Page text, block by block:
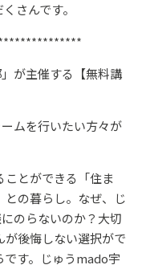
さんです。
が主催する【無料講
ムを行いたい方々が
とができる「住ま
との暮らし。なぜ、じ
のらないのか？大切
が後悔しない選択がで
です。じゅうmado宇